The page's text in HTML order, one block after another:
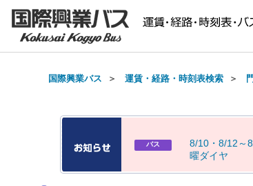
国際興業バス ＞ 運賃・経路・時刻表検索 ＞
バス 8/10 ・ 8/1 2 ～8
曜ダイヤ